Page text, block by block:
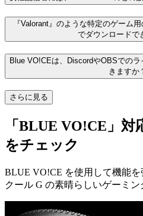
『Valorant』のような特定のゲーム
でダウンロードで
Blue VO!CEは、DiscordやOBSでの
きますか
さらに見る
「BLUE VO!CE」
をチェック
BLUE VO!CE を使用して機能
クール G の素晴らしいゲーミ